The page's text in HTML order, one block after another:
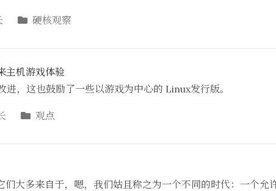
硬核观察
主机游戏体验
，这也鼓励了一些以游戏为中心的 Linux发行版。
观点
大多来自于，嗯，我们姑且称之为一个不同的时代：一个允